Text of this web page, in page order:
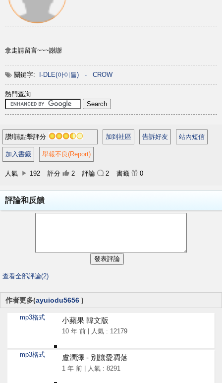
拿走請留言~~~謝謝
關鍵字: I-DLE(아이들) - CROW
熱門查詢
讚!請點擊評分 加到社區 告訴好友 站內短信
加入書籤 舉報不良(Report)
人氣 192 評分 2 評論 2 書籤 0
評論和反饋
查看全部評論(2)
作者更多(ayuiodu5656 )
mp3格式 小蘋果 韓文版
10 年 前 | 人氣 : 12179
mp3格式 盧潤澤 - 別讓愛凋落
1 年 前 | 人氣 : 8291